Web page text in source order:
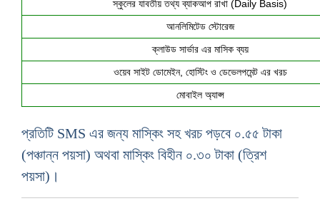
স্কুলের যাবতীয় তথ্য ব্যাকআপ রাখা (Daily Basis)
আনলিমিটেড স্টোরেজ
ক্লাউড সার্ভার এর মাসিক ব্যয়
ওয়েব সাইট ডোমেইন, হোস্টিং ও ডেভেলপমেন্ট এর খরচ
মোবাইল অ্যাপ্স
প্রতিটি SMS এর জন্য মাস্কিং সহ খরচ পড়বে ০.৫৫ টাকা
(পঞ্চান্ন পয়সা) অথবা মাস্কিং বিহীন ০.৩০ টাকা (ত্রিশ
পয়সা)।